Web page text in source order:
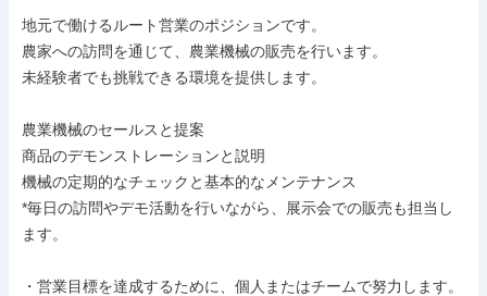
地元で働けるルート営業のポジションです。
農家への訪問を通じて、農業機械の販売を行います。
未経験者でも挑戦できる環境を提供します。
農業機械のセールスと提案
商品のデモンストレーションと説明
機械の定期的なチェックと基本的なメンテナンス
*毎日の訪問やデモ活動を行いながら、展示会での販売も担当し
ます。
・営業目標を達成するために、個人またはチームで努力します。